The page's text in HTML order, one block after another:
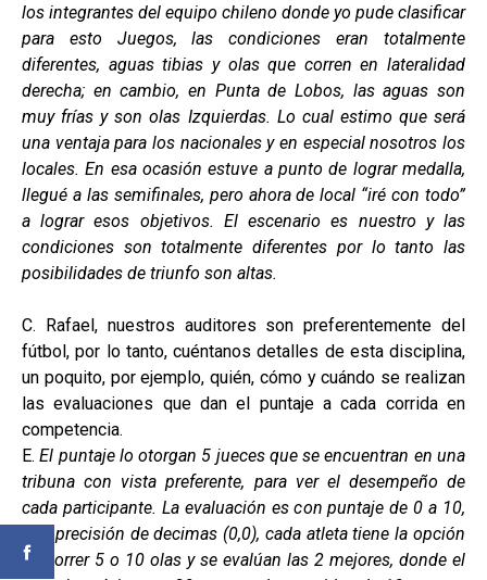
los integrantes del equipo chileno donde yo pude clasificar
para esto Juegos, las condiciones eran totalmente
diferentes, aguas tibias y olas que corren en lateralidad
derecha; en cambio, en Punta de Lobos, las aguas son
muy frías y son olas Izquierdas. Lo cual estimo que será
una ventaja para los nacionales y en especial nosotros los
locales. En esa ocasión estuve a punto de lograr medalla,
llegué a las semifinales, pero ahora de local “iré con todo”
a lograr esos objetivos. El escenario es nuestro y las
condiciones son totalmente diferentes por lo tanto las
posibilidades de triunfo son altas.
C. Rafael, nuestros auditores son preferentemente del
fútbol, por lo tanto, cuéntanos detalles de esta disciplina,
un poquito, por ejemplo, quién, cómo y cuándo se realizan
las evaluaciones que dan el puntaje a cada corrida en
competencia.
E.El puntaje lo otorgan 5 jueces que se encuentran en una
tribuna con vista preferente, para ver el desempeño de
cada participante. La evaluación es con puntaje de 0 a 10,
con precisión de decimas (0,0), cada atleta tiene la opción
de correr 5 o 10 olas y se evalúan las 2 mejores, donde el